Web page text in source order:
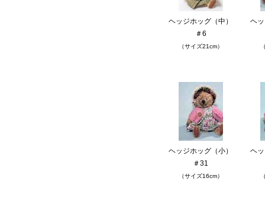
ヘッジホッグ（中）
＃6
（サイズ21cm）
ヘ
ヘッジホッグ（小）
＃31
（サイズ16cm）
ヘ